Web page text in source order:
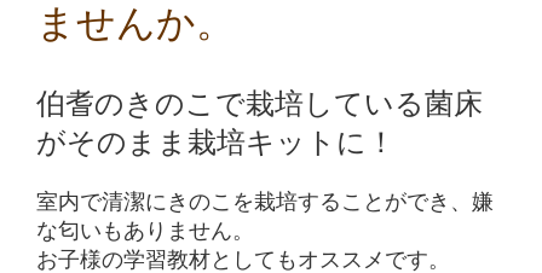
ませんか。
伯耆のきのこで栽培している菌床
がそのまま栽培キットに！
室内で清潔にきのこを栽培することができ、嫌
な匂いもありません。
お子様の学習教材としてもオススメです。